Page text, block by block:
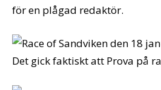
för en plågad redaktör.
Det gick faktiskt att Prova på